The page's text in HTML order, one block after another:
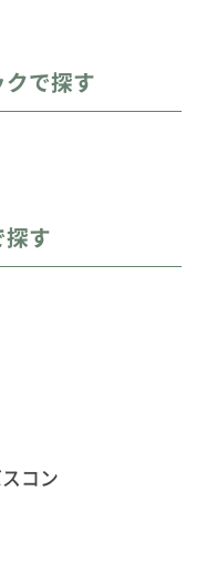
で探す
す
コン